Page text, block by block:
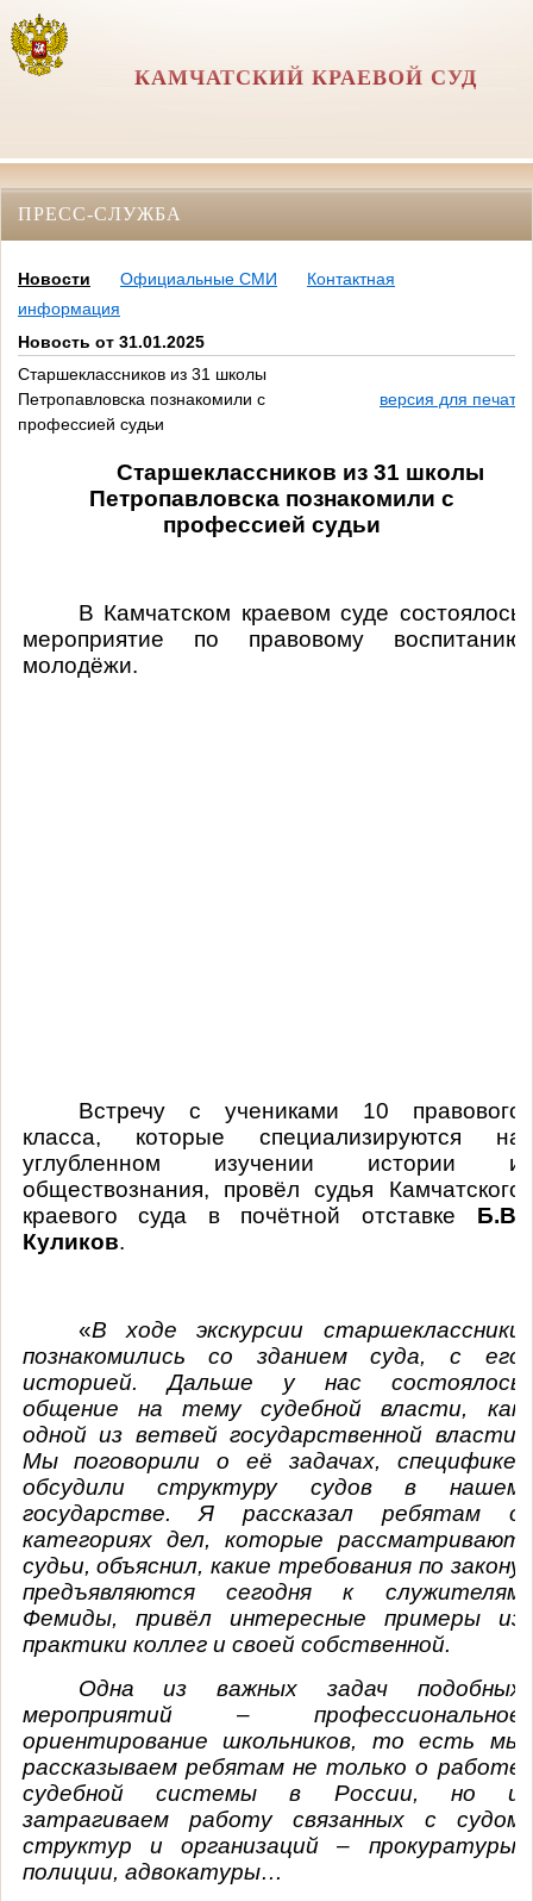
КАМЧАТСКИЙ КРАЕВОЙ СУД
ПРЕСС-СЛУЖБА
Новости Официальные СМИ
Контактная
информация
Новость от 31.01.2025
Старшеклассников из 31 школы
Петропавловска познакомили с
профессией судьи
версия для печати
Старшеклассников из 31 школы
Петропавловска познакомили с
профессией судьи
В Камчатском краевом суде состоялось
мероприятие по правовому воспитанию
молодёжи.
Встречу с учениками 10 правового
класса, которые специализируются на
углубленном изучении истории и
обществознания, провёл судья Камчатского
краевого суда в почётной отставке Б.В.
Куликов.
«В ходе экскурсии старшеклассники
познакомились со зданием суда, с его
историей. Дальше у нас состоялось
общение на тему судебной власти, как
одной из ветвей государственной власти.
Мы поговорили о её задачах, специфике,
обсудили структуру судов в нашем
государстве. Я рассказал ребятам о
категориях дел, которые рассматривают
судьи, объяснил, какие требования по закону
предъявляются сегодня к служителям
Фемиды, привёл интересные примеры из
практики коллег и своей собственной.
Одна из важных задач подобных
мероприятий – профессиональное
ориентирование школьников, то есть мы
рассказываем ребятам не только о работе
судебной системы в России, но и
затрагиваем работу связанных с судом
структур и организаций – прокуратуры,
полиции, адвокатуры…